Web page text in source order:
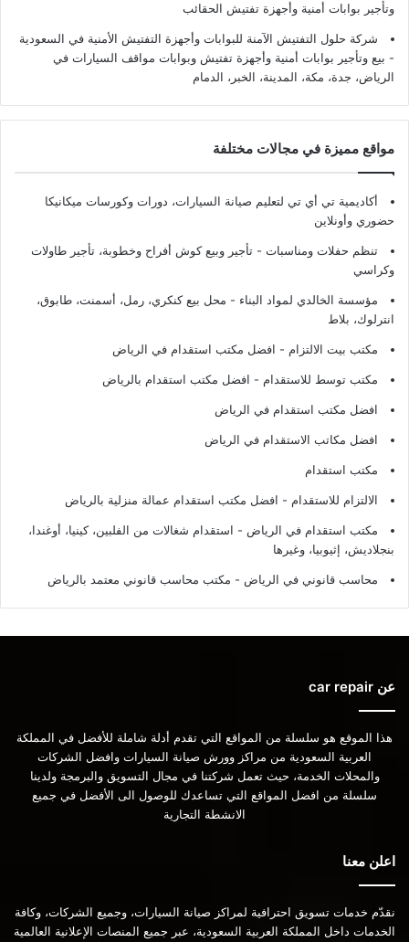
وتأجير بوابات أمنية وأجهزة تفتيش الحقائب
شركة حلول التفتيش الآمنة للبوابات وأجهزة التفتيش الأمنية في السعودية
- بيع وتأجير بوابات أمنية وأجهزة تفتيش وبوابات مواقف السيارات في
الرياض، جدة، مكة، المدينة، الخبر، الدمام
مواقع مميزة في مجالات مختلفة
أكاديمية تي أي تي لتعليم صيانة السيارات، دورات وكورسات ميكانيكا
حضوري وأونلاين
تنظم حفلات ومناسبات - تأجير وبيع كوش أفراح وخطوبة، تأجير طاولات
وكراسي
مؤسسة الخالدي لمواد البناء - محل بيع كنكري، رمل، أسمنت، طابوق،
انترلوك، بلاط
مكتب بيت الالتزام - افضل مكتب استقدام في الرياض
مكتب توسط للاستقدام - افضل مكتب استقدام بالرياض
افضل مكتب استقدام في الرياض
افضل مكاتب الاستقدام في الرياض
مكتب استقدام
الالتزام للاستقدام - افضل مكتب استقدام عمالة منزلية بالرياض
مكتب استقدام في الرياض - استقدام شغالات من الفلبين، كينيا، أوغندا،
بنجلاديش، إثيوبيا، وغيرها
محاسب قانوني في الرياض - مكتب محاسب قانوني معتمد بالرياض
عن car repair
هذا الموقع هو سلسلة من المواقع التي تقدم أدلة شاملة للأفضل في المملكة
العربية السعودية من مراكز وورش صيانة السيارات وافضل الشركات
والمحلات الخدمة، حيث تعمل شركتنا في مجال التسويق والبرمجة ولدينا
سلسلة من افضل المواقع التي تساعدك للوصول الى الأفضل في جميع
الانشطة التجارية
اعلن معنا
نقدّم خدمات تسويق احترافية لمراكز صيانة السيارات، وجميع الشركات، وكافة
الخدمات داخل المملكة العربية السعودية، عبر جميع المنصات الإعلانية العالمية